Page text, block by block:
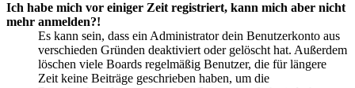
Ich habe mich vor einiger Zeit registriert, kann mich aber nicht
mehr anmelden?!
Es kann sein, dass ein Administrator dein Benutzerkonto aus
verschieden Gründen deaktiviert oder gelöscht hat. Außerdem
löschen viele Boards regelmäßig Benutzer, die für längere
Zeit keine Beiträge geschrieben haben, um die